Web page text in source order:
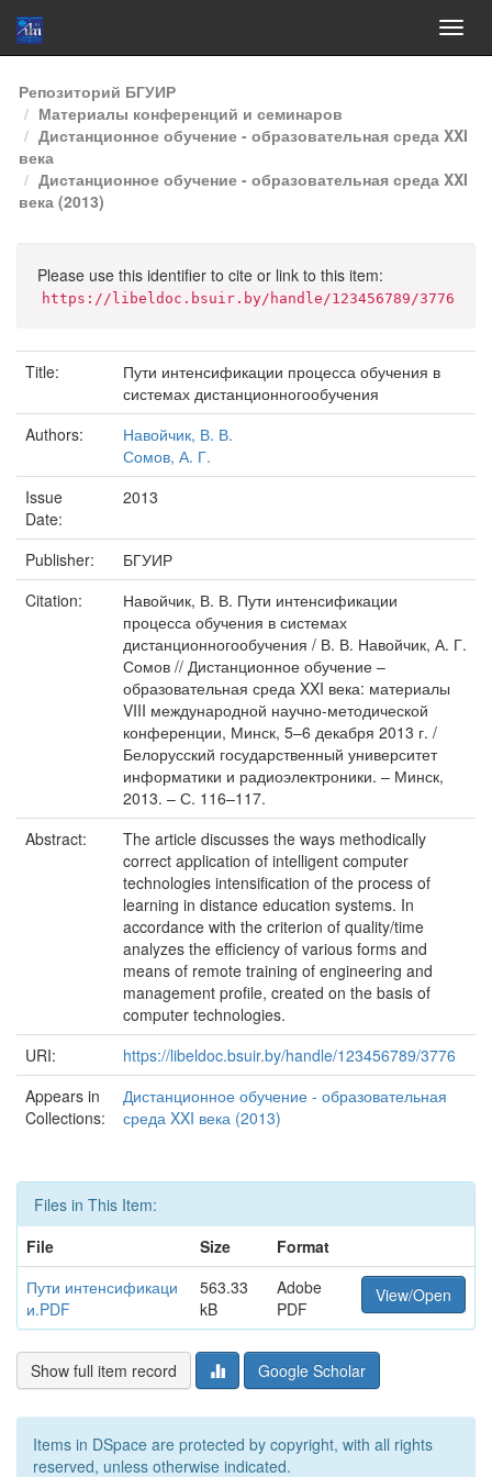
Skip
navigation
Репозиторий БГУИР
Материалы конференций и семинаров
Дистанционное обучение - образовательная среда XXI
века
Дистанционное обучение - образовательная среда XXI
века (2013)
Please use this identifier to cite or link to this item:
https://libeldoc.bsuir.by/handle/123456789/3776
Title:
Пути интенсификации процесса обучения в
системах дистанционногообучения
Authors:
Навойчик, В. В.
Сомов, А. Г.
Issue
Date:
2013
Publisher:
БГУИР
Citation:
Навойчик, В. В. Пути интенсификации
процесса обучения в системах
дистанционногообучения / В. В. Навойчик, А. Г.
Сомов // Дистанционное обучение –
образовательная среда XXI века: материалы
VIII международной научно-методической
конференции, Минск, 5–6 декабря 2013 г. /
Белорусский государственный университет
информатики и радиоэлектроники. – Минск,
2013. – С. 116–117.
Abstract:
The article discusses the ways methodically
correct application of intelligent computer
technologies intensification of the process of
learning in distance education systems. In
accordance with the criterion of quality/time
analyzes the efficiency of various forms and
means of remote training of engineering and
management profile, created on the basis of
computer technologies.
URI:
https://libeldoc.bsuir.by/handle/123456789/3776
Appears in
Collections:
Дистанционное обучение - образовательная
среда XXI века (2013)
Files in This Item:
File
Size
Format
Пути интенсификаци
и.PDF
563.33
kB
Adobe
PDF
View/Open
Show full item record Google Scholar
Items in DSpace are protected by copyright, with all rights
reserved, unless otherwise indicated.